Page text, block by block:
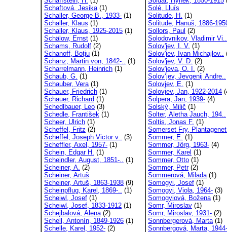
Schaftová, Jesika(1)
Schaller, George B., 1933- (1)
Schaller, Klaus (1)
Schaller, Klaus, 1925-2015 (1)
Schälow, Ernst (1)
Schams, Rudolf (2)
Schanoff, Botju (1)
Schanz, Martin von, 1842-.. (1)
Scharrelmann, Heinrich (1)
Schaub, G. (1)
Schauber, Vera(1)
Schauer, Friedrich (1)
Schauer, Richard (1)
Schedlbauer, Leo (3)
Schedle, František (1)
Scheer, Ulrich (1)
Scheffel, Fritz (2)
Scheffel, Joseph Victor v.. (3)
Scheffler, Axel, 1957- (1)
Schein, Edgar H. (1)
Scheindler, August, 1851-.. (1)
Scheiner, A. (2)
Scheiner, Artuš
Scheiner, Artuš, 1863-1938 (9)
Scheinpflug, Karel, 1869-.. (1)
Scheiwl, Josef (1)
Scheiwl, Josef, 1833-1912 (1)
Schejbalová, Alena(2)
Schell, Antonín, 1849-1926 (1)
Schelle, Karel, 1952- (2)
Solé, Lluís
Solitude, H. (1)
Solitude, Hanuš, 1886-
Sollors, Paul (2)
Solodovnikov, Vladimir Vi..
Solov'jev, I. V. (1)
Solov'jev, Ivan Michajlov..
Solov'jev, V. D. (2)
Solov'jeva, O. I. (2)
Solov‘jev, Jevgenij Andre..
Solovjev, E. (1)
Solovjev, Jan, 1922-2014
Solpera, Jan, 1939- (4)
Solský, Milič (1)
Solter, Aletha Jauch, 194..
Soltis, Jonas F. (1)
Somerset Fry,
Sommer, E. (1)
Sommer, Jörg, 1963- (4)
Sommer, Karel (1)
Sommer, Otto (1)
Sommer, Petr(2)
Sommerová, Milada(1)
Somogyi, Josef (1)
Somogyi, Viola, 1964- (3)
Somogyiová, Božena(1)
Somr, Miroslav (1)
Somr, Miroslav, 1931- (2)
Sonnbergerová, Marta(1)
Sonnbergová, Marta, 1944-